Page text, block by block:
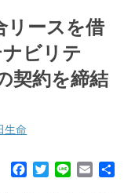
リースを借
ビリテ
契約を締結
生命
T
E